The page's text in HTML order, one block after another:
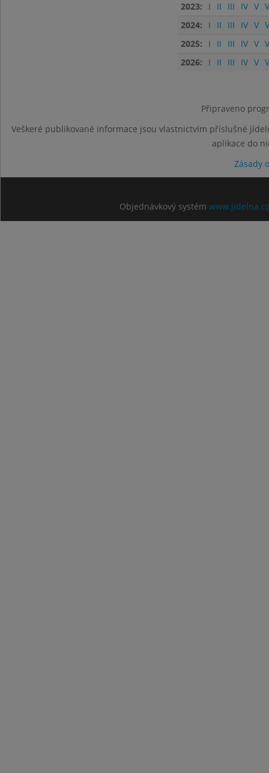
2023:
I II III IV V
2024:
I II III IV V
2025:
I II III IV V
2026:
I II III IV V
Připraveno
Veškeré publikované informace jsou vlastnictvím příslušné
aplikace do
Zásady
Objednávkový systém www.jidelna.cz